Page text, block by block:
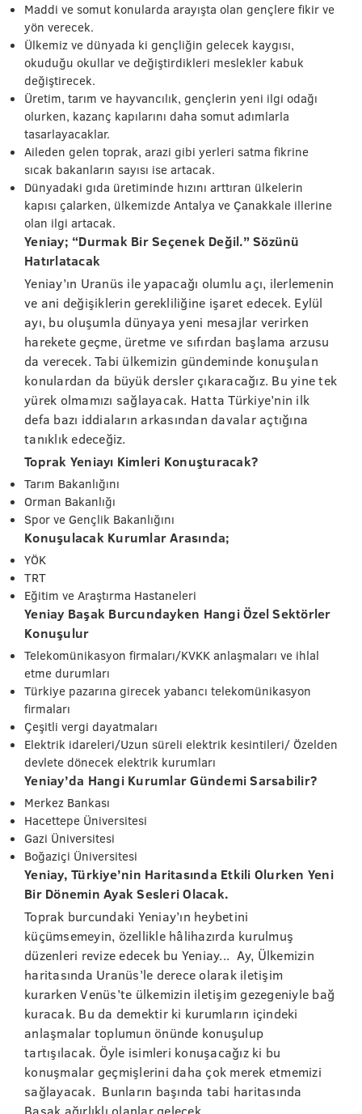
Maddi ve somut konularda arayışta olan gençlere fikir ve
yön verecek.
Ülkemiz ve dünyada ki gençliğin gelecek kaygısı,
okuduğu okullar ve değiştirdikleri meslekler kabuk
değiştirecek.
Üretim, tarım ve hayvancılık, gençlerin yeni ilgi odağı
olurken, kazanç kapılarını daha somut adımlarla
tasarlayacaklar.
Aileden gelen toprak, arazi gibi yerleri satma fikrine
sıcak bakanların sayısı ise artacak.
Dünyadaki gıda üretiminde hızını arttıran ülkelerin
kapısı çalarken, ülkemizde Antalya ve Çanakkale illerine
olan ilgi artacak.
Yeniay; “Durmak Bir Seçenek Değil.” Sözünü
Hatırlatacak
Yeniay’ın Uranüs ile yapacağı olumlu açı, ilerlemenin
ve ani değişiklerin gerekliliğine işaret edecek. Eylül
ayı, bu oluşumla dünyaya yeni mesajlar verirken
harekete geçme, üretme ve sıfırdan başlama arzusu
da verecek. Tabi ülkemizin gündeminde konuşulan
konulardan da büyük dersler çıkaracağız. Bu yine tek
yürek olmamızı sağlayacak. Hatta Türkiye’nin ilk
defa bazı iddiaların arkasından davalar açtığına
tanıklık edeceğiz.
Toprak Yeniayı Kimleri Konuşturacak?
Tarım Bakanlığını
Orman Bakanlığı
Spor ve Gençlik Bakanlığını
Konuşulacak Kurumlar Arasında;
YÖK
TRT
Eğitim ve Araştırma Hastaneleri
Yeniay Başak Burcundayken Hangi Özel Sektörler
Konuşulur
Telekomünikasyon firmaları/KVKK anlaşmaları ve ihlal
etme durumları
Türkiye pazarına girecek yabancı telekomünikasyon
firmaları
Çeşitli vergi dayatmaları
Elektrik idareleri/Uzun süreli elektrik kesintileri/ Özelden
devlete dönecek elektrik kurumları
Yeniay’da Hangi Kurumlar Gündemi Sarsabilir?
Merkez Bankası
Hacettepe Üniversitesi
Gazi Üniversitesi
Boğaziçi Üniversitesi
Yeniay, Türkiye’nin Haritasında Etkili Olurken Yeni
Bir Dönemin Ayak Sesleri Olacak.
Toprak burcundaki Yeniay’ın heybetini
küçümsemeyin, özellikle hâlihazırda kurulmuş
düzenleri revize edecek bu Yeniay... Ay, Ülkemizin
haritasında Uranüs’le derece olarak iletişim
kurarken Venüs’te ülkemizin iletişim gezegeniyle bağ
kuracak. Bu da demektir ki kurumların içindeki
anlaşmalar toplumun önünde konuşulup
tartışılacak. Öyle isimleri konuşacağız ki bu
konuşmalar geçmişlerini daha çok merek etmemizi
sağlayacak. Bunların başında tabi haritasında